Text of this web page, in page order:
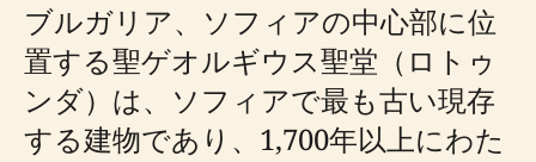
ブルガリア、ソフィアの中心部に位
置する聖ゲオルギウス聖堂（ロトゥ
ンダ）は、ソフィアで最も古い現存
する建物であり、1,700年以上にわた